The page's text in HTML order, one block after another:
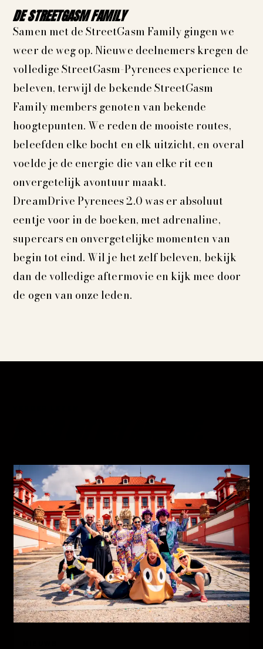
DE STREETGASM FAMILY
Samen met de StreetGasm Family gingen we
weer de weg op. Nieuwe deelnemers kregen de
volledige StreetGasm-Pyrenees experience te
beleven, terwijl de bekende StreetGasm
Family members genoten van bekende
hoogtepunten. We reden de mooiste routes,
beleefden elke bocht en elk uitzicht, en overal
voelde je de energie die van elke rit een
onvergetelijk avontuur maakt.
DreamDrive Pyrenees 2.0 was er absoluut
eentje voor in de boeken, met adrenaline,
supercars en onvergetelijke momenten van
begin tot eind. Wil je het zelf beleven, bekijk
dan de volledige aftermovie en kijk mee door
de ogen van onze leden.